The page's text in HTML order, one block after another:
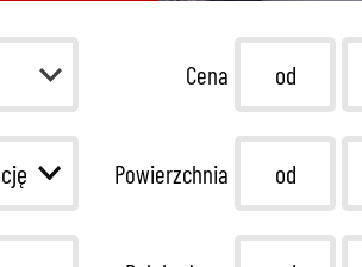
HOME STAGING
Cena
Powierzchnia